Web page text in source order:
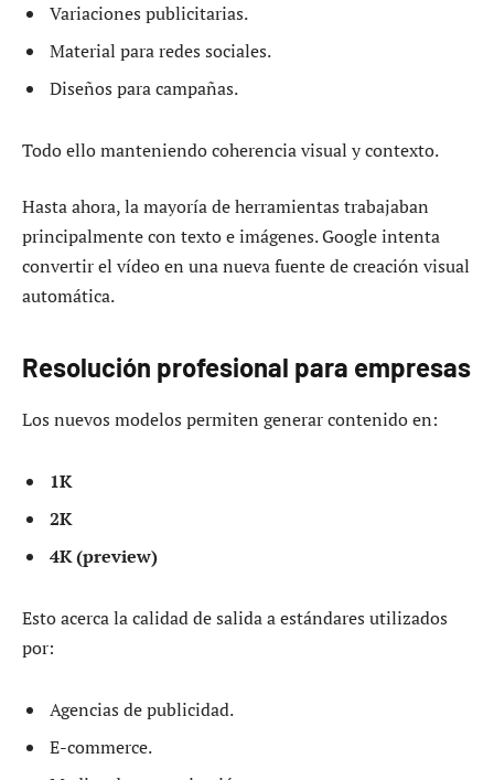
Variaciones publicitarias.
Material para redes sociales.
Diseños para campañas.
Todo ello manteniendo coherencia visual y contexto.
Hasta ahora, la mayoría de herramientas trabajaban
principalmente con texto e imágenes. Google intenta
convertir el vídeo en una nueva fuente de creación visual
automática.
Resolución profesional para empresas
Los nuevos modelos permiten generar contenido en:
1K
2K
4K (preview)
Esto acerca la calidad de salida a estándares utilizados
por:
Agencias de publicidad.
E-commerce.